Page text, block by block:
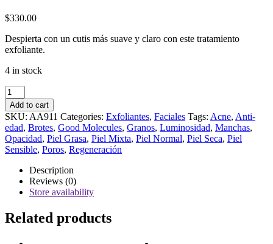
$330.00
Despierta con un cutis más suave y claro con este tratamiento
exfoliante.
4 in stock
Overnight
Exfoliating
Treatment
quantity
Add to cart
SKU: AA911 Categories: Exfoliantes, Faciales Tags: Acne, Anti-
edad, Brotes, Good Molecules, Granos, Luminosidad, Manchas,
Opacidad, Piel Grasa, Piel Mixta, Piel Normal, Piel Seca, Piel
Sensible, Poros, Regeneración
Description
Reviews (0)
Store availability
Related products